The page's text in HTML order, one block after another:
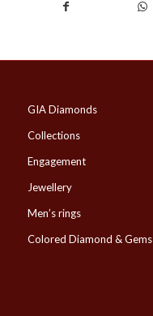
GIA Diamonds
Collections
Engagement
Jewellery
Men’s rings
Colored Diamond & Gems